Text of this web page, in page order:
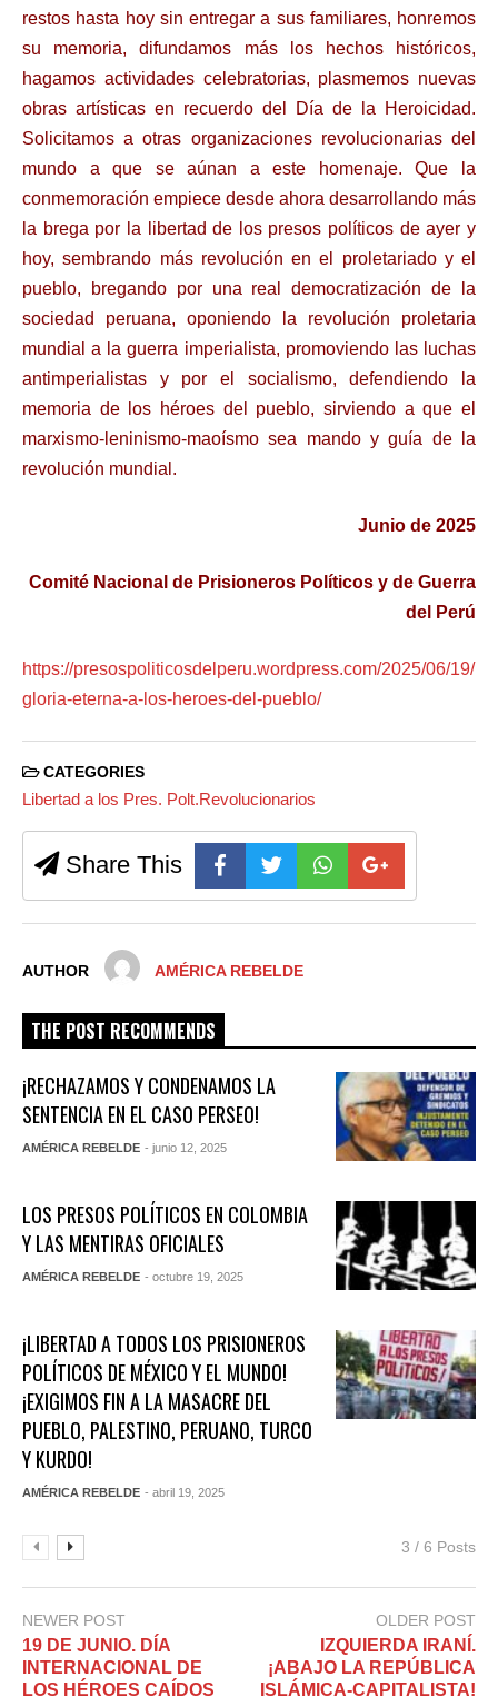
restos hasta hoy sin entregar a sus familiares, honremos
su memoria, difundamos más los hechos históricos,
hagamos actividades celebratorias, plasmemos nuevas
obras artísticas en recuerdo del Día de la Heroicidad.
Solicitamos a otras organizaciones revolucionarias del
mundo a que se aúnan a este homenaje. Que la
conmemoración empiece desde ahora desarrollando más
la brega por la libertad de los presos políticos de ayer y
hoy, sembrando más revolución en el proletariado y el
pueblo, bregando por una real democratización de la
sociedad peruana, oponiendo la revolución proletaria
mundial a la guerra imperialista, promoviendo las luchas
antimperialistas y por el socialismo, defendiendo la
memoria de los héroes del pueblo, sirviendo a que el
marxismo-leninismo-maoísmo sea mando y guía de la
revolución mundial.
Junio de 2025
Comité Nacional de Prisioneros Políticos y de Guerra
del Perú
https://presospoliticosdelperu.wordpress.com/2025/06/19/
gloria-eterna-a-los-heroes-del-pueblo/
CATEGORIES
Libertad a los Pres. Polt.Revolucionarios
Share This
AUTHOR AMÉRICA REBELDE
THE POST RECOMMENDS
¡RECHAZAMOS Y CONDENAMOS LA
SENTENCIA EN EL CASO PERSEO!
AMÉRICA REBELDE - junio 12, 2025
LOS PRESOS POLÍTICOS EN COLOMBIA
Y LAS MENTIRAS OFICIALES
AMÉRICA REBELDE - octubre 19, 2025
¡LIBERTAD A TODOS LOS PRISIONEROS
POLÍTICOS DE MÉXICO Y EL MUNDO!
¡EXIGIMOS FIN A LA MASACRE DEL
PUEBLO, PALESTINO, PERUANO, TURCO
Y KURDO!
AMÉRICA REBELDE - abril 19, 2025
3 / 6 Posts
NEWER POST
19 DE JUNIO. DÍA
INTERNACIONAL DE
LOS HÉROES CAÍDOS
OLDER POST
IZQUIERDA IRANÍ.
¡ABAJO LA REPÚBLICA
ISLÁMICA-CAPITALISTA!